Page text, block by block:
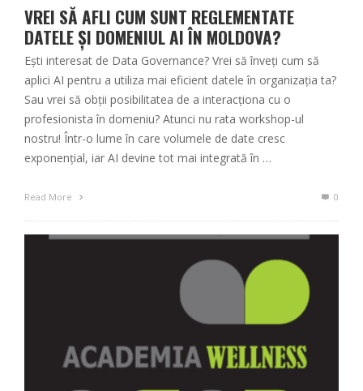
VREI SĂ AFLI CUM SUNT REGLEMENTATE
DATELE ȘI DOMENIUL AI ÎN MOLDOVA?
Ești interesat de Data Governance? Vrei să înveți cum să
aplici AI pentru a utiliza mai eficient datele în organizația ta?
Sau vrei să obții posibilitatea de a interacționa cu o
profesionista în domeniu? Atunci nu rata workshop-ul
nostru! Într-o lume în care volumele de date cresc
exponențial, iar AI devine tot mai integrată în …
Read More 0